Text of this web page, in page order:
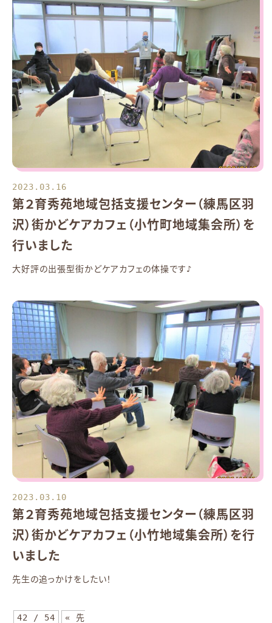
2023.03.16
第２育秀苑地域包括支援センター（練馬区羽
沢）街かどケアカフェ（小竹町地域集会所）を
行いました
大好評の出張型街かどケアカフェの体操です♪
2023.03.10
第２育秀苑地域包括支援センター（練馬区羽
沢）街かどケアカフェ（小竹地域集会所）を行
いました
先生の追っかけをしたい！
42 / 54
« 先